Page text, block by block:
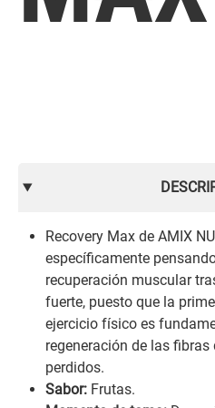
Recovery Max de AMIX
específicamente
recuperación muscular
fuerte, puesto que la
ejercicio físico es
regeneración de las
perdidos.
Sabor: Frutas.